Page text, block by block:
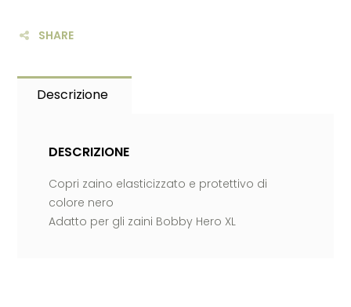
SHARE
Descrizione
DESCRIZIONE
Copri zaino elasticizzato e protettivo di
colore nero
Adatto per gli zaini Bobby Hero XL